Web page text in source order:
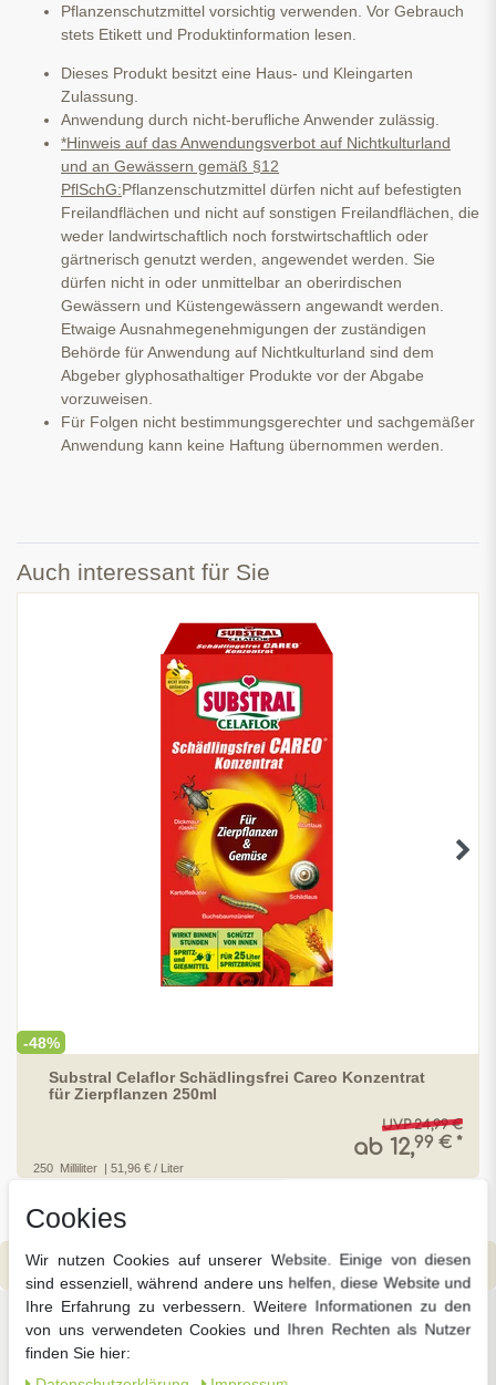
Pflanzenschutzmittel vorsichtig verwenden. Vor Gebrauch
stets Etikett und Produktinformation lesen.
Dieses Produkt besitzt eine Haus- und Kleingarten
Zulassung.
Anwendung durch nicht-berufliche Anwender zulässig.
*Hinweis auf das Anwendungsverbot auf Nichtkulturland
und an Gewässern gemäß §12
PflSchG:Pflanzenschutzmittel dürfen nicht auf befestigten
Freilandflächen und nicht auf sonstigen Freilandflächen, die
weder landwirtschaftlich noch forstwirtschaftlich oder
gärtnerisch genutzt werden, angewendet werden. Sie
dürfen nicht in oder unmittelbar an oberirdischen
Gewässern und Küstengewässern angewandt werden.
Etwaige Ausnahmegenehmigungen der zuständigen
Behörde für Anwendung auf Nichtkulturland sind dem
Abgeber glyphosathaltiger Produkte vor der Abgabe
vorzuweisen.
Für Folgen nicht bestimmungsgerechter und sachgemäßer
Anwendung kann keine Haftung übernommen werden.
Auch interessant für Sie
-48%
Substral Celaflor Schädlingsfrei Careo Konzentrat
für Zierpflanzen 250ml
UVP 24,99 €
ab 12,99 € *
250 Milliliter | 51,96 € / Liter
Unsere beliebtesten
Cookies
Wir nutzen Cookies auf unserer Website. Einige von diesen
sind essenziell, während andere uns helfen, diese Website und
Ihre Erfahrung zu verbessern. Weitere Informationen zu den
von uns verwendeten Cookies und Ihren Rechten als Nutzer
finden Sie hier: